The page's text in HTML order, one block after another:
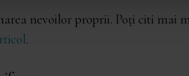
nevoilor proprii. Poți citi mai
.